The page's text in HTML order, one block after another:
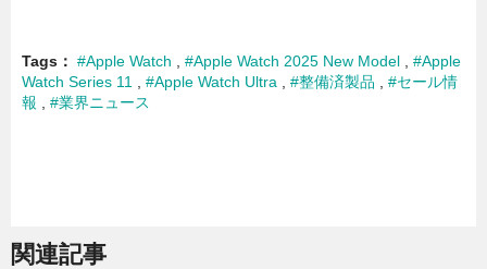
Tags #Apple Watch #Apple Watch 2025 New Model
#Apple
Watch Series 11
#Apple Watch Ultra #整備済製品
#セール情
報
#業界ニュース
関連記事